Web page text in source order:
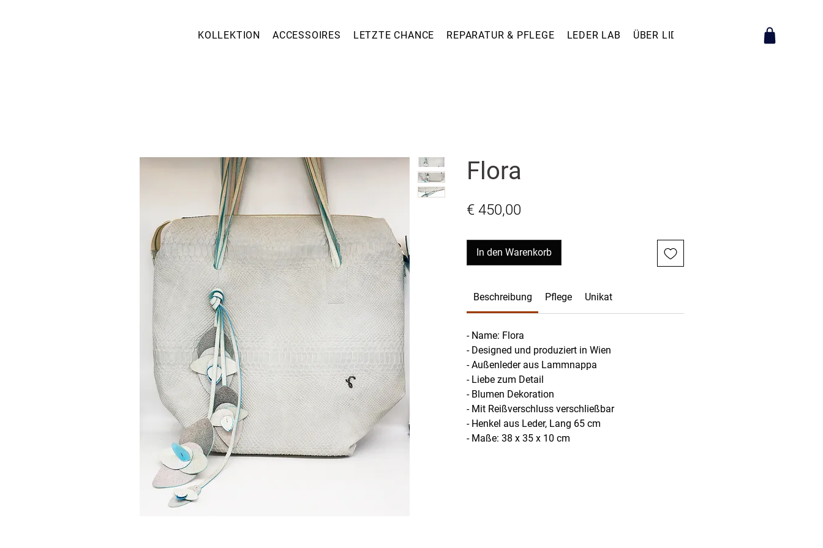
KOLLEKTION ACCESSOIRES LETZTE CHANCE REPARATUR & PFLEGE LEDER LAB ÜBER LIDA RAIMUND KONTAKT
Flora
€ 450,00
In den Warenkorb
Beschreibung Pflege Unikat
- Name: Flora
- Designed und produziert in Wien
- Außenleder aus Lammnappa
- Liebe zum Detail
- Blumen Dekoration
- Mit Reißverschluss verschließbar
- Henkel aus Leder, Lang 65 cm
- Maße: 38 x 35 x 10 cm